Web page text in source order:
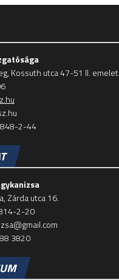
Kossuth utca 47-51 II. emelet
2-44
Zárda utca 16.
2-20
3820